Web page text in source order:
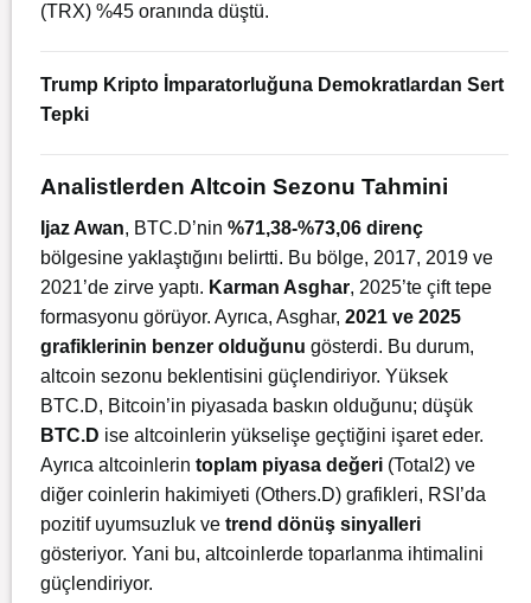
(TRX) %45 oranında düştü.
Trump Kripto İmparatorluğuna Demokratlardan Sert
Tepki
Analistlerden Altcoin Sezonu Tahmini
Ijaz Awan, BTC.D’nin %71,38-%73,06 direnç
bölgesine yaklaştığını belirtti. Bu bölge, 2017, 2019 ve
2021’de zirve yaptı. Karman Asghar, 2025’te çift tepe
formasyonu görüyor. Ayrıca, Asghar, 2021 ve 2025
grafiklerinin benzer olduğunu gösterdi. Bu durum,
altcoin sezonu beklentisini güçlendiriyor. Yüksek
BTC.D, Bitcoin’in piyasada baskın olduğunu; düşük
BTC.D ise altcoinlerin yükselişe geçtiğini işaret eder.
Ayrıca a ltcoinlerin toplam piyasa değeri (Total2) ve
diğer coinlerin hakimiyeti (Others.D) grafikleri, RSI’da
pozitif uyumsuzluk ve trend dönüş sinyalleri
gösteriyor. Yani bu, altcoinlerde toparlanma ihtimalini
güçlendiriyor.